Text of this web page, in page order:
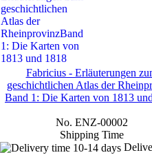
Fabricius - Erläuterungen
geschichtlichen Atlas der
Band 1: Die Karten von 1813
No. ENZ-00002
Shipping Time